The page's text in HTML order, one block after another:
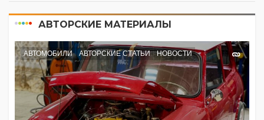
АВТОРСКИЕ МАТЕРИАЛЫ
АВТОМОБИЛИ АВТОРСКИЕ СТАТЬИ НОВОСТИ